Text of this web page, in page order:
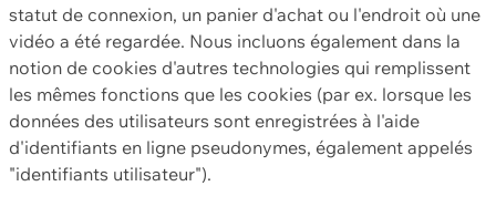
statut de connexion, un panier d'achat ou l'endroit où une
vidéo a été regardée. Nous incluons également dans la
notion de cookies d'autres technologies qui remplissent
les mêmes fonctions que les cookies (par ex. lorsque les
données des utilisateurs sont enregistrées à l'aide
d'identifiants en ligne pseudonymes, également appelés
"identifiants utilisateur").